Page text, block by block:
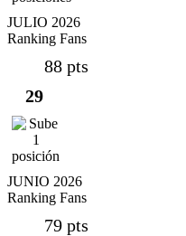
JULIO 2026
Ranking Fans
88 pts
29
JUNIO 2026
Ranking Fans
79 pts